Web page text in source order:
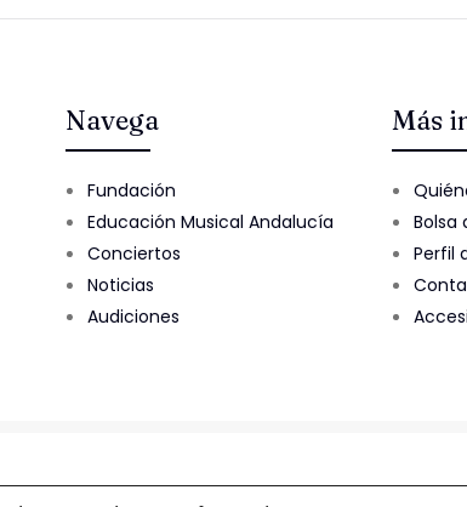
Navega
Fundación
Educación Musical Andalucía
Conciertos
Noticias
Audiciones
Más
Bolsa
Perfil
Said